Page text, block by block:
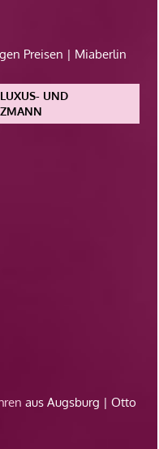
Preisen | Miaberlin
UND
aus Augsburg | Otto